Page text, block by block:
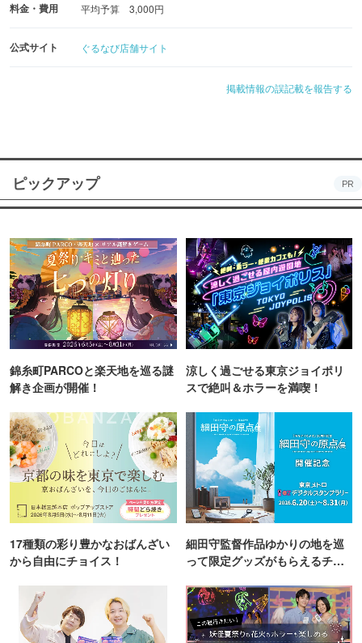
料金・費用 平均予算 3,000円
公式サイト ぐるなび店舗サイト
掲載情報の誤記載を報告する
ピックアップ PR
錦糸町PARCOと楽天地を巡る謎
解き企画が開催！
涼しく過ごせる東京ジョイポリ
スで絶叫＆ホラーを満喫！
17種類の彩り豊かなおばんざい
から自由にチョイス！
細田守監督作品ゆかりの地を巡
って限定グッズがもらえるチャ